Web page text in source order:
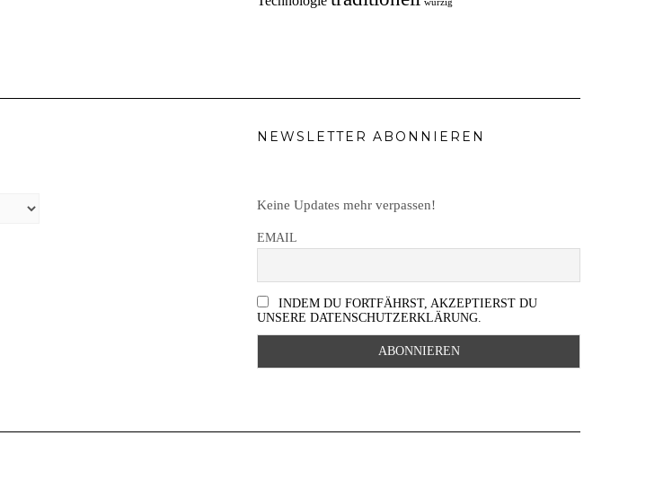
NEWSLETTER ABONNIEREN
Keine Updates mehr verpassen!
EMAIL
INDEM DU FORTFÄHRST, AKZEPTIERST DU
UNSERE DATENSCHUTZERKLÄRUNG.